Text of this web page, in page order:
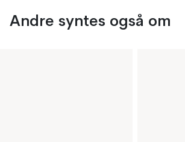
Andre syntes også om